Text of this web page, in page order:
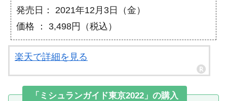
発売日： 2021年12月3日（金）
価格 ： 3,498円（税込）
楽天で詳細を見る
「ミシュランガイド東京2022」の購入